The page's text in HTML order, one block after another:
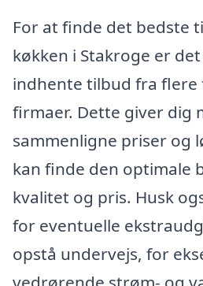
For at finde det bedste
køkken i Stakroge er
indhente tilbud fra flere
firmaer. Dette giver dig
sammenligne priser og
kan finde den optimale
kvalitet og pris. Husk
for eventuelle
opstå undervejs, for